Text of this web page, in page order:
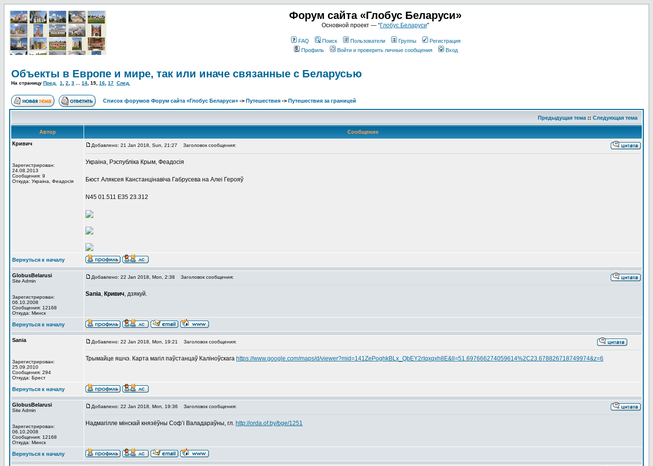
Форум сайта «Глобус Беларуси»
Основной проект — “Глобус Беларуси"
FAQ Поиск Пользователи Группы
Регистрация
Профиль
Войти и проверить личные сообщения Вход
Объекты в Европе и мире, так или иначе связанные с Беларусью
На страницу Пред. 1 2 3 14 15 16 17 След.
Список форумов Форум сайта «Глобус Беларуси» -> Путешествия -> Путешествия за границей
Предыдущая тема :: Следующая тема
Автор
Сообщение
Кривич
Зарегистрирован:
24.08.2013
Сообщения: 9
Откуда: Украіна, Феадосія
Добавлено: 21 Jan 2018, Sun, 21:27 Заголовок сообщения:
Украіна, Рэспубліка Крым, Феадосія
Бюст Аляксея Канстанцінавіча Габрусева на Алеі Герояў
N45 01.511 E35 23.312
Вернуться к началу
GlobusBelarusi
Site Admin
Зарегистрирован:
06.10.2008
Сообщения: 12168
Откуда: Минск
Добавлено: 22 Jan 2018, Mon, 2:38 Заголовок сообщения:
Sania, Кривич, дзякуй.
Вернуться к началу
Sania
Зарегистрирован:
25.09.2010
Сообщения: 294
Откуда: Брест
Добавлено: 22 Jan 2018, Mon, 19:21 Заголовок сообщения:
Трымайце яшчэ. Карта магіл паўстанцаў Каліноўскага https://www.google.com/maps/d/viewer?mid=141ZePoghkBLx_QbEY2rIqxqxh8E&ll=51.697666274059614%2C23.678826718749974&z=6
Вернуться к началу
GlobusBelarusi
Site Admin
Зарегистрирован:
06.10.2008
Сообщения: 12168
Откуда: Минск
Добавлено: 22 Jan 2018, Mon, 19:36 Заголовок сообщения:
Надмагілле мінскай князёўны Соф’і Валадараўны, гл. http://orda.of.by/bge/1251
Вернуться к началу